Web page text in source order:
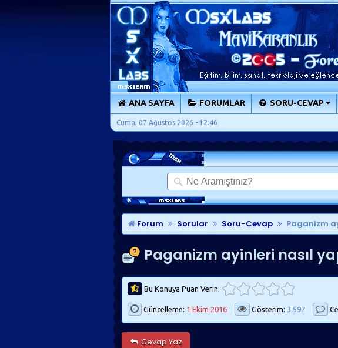
ANA SAYFA FORUMLAR SORU-CEVAP
Cuma, 07 Ağustos 2026 - 12:46
Forum Sorular Soru-Cevap Paganizm
Paganizm ayinleri nasıl
Bu Konuya Puan Verin:
Güncelleme: 1 Ekim 2016 Gösterim: 3.597
Cevap Yaz